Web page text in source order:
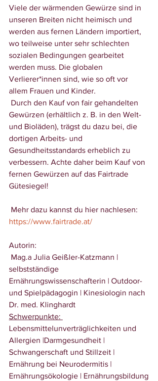
Viele der wärmenden Gewürze sind in
unseren Breiten nicht heimisch und
werden aus fernen Ländern importiert,
wo teilweise unter sehr schlechten
sozialen Bedingungen gearbeitet
werden muss. Die globalen
Verlierer*innen sind, wie so oft vor
allem Frauen und Kinder.
Gewürzen (erhältlich z. B. in den Welt-
und Bioläden), trägst du dazu bei, die
dortigen Arbeits- und
Gesundheitsstandards erheblich zu
verbessern. Achte daher beim Kauf von
fernen Gewürzen auf das Fairtrade
Gütesiegel!
Mehr dazu kannst du hier nachlesen:
https://www.fairtrade.at/
Autorin:
selbstständige
Ernährungswissenschafterin | Outdoor-
und Spielpädagogin | Kinesiologin nach
Dr. med. Klinghardt
Schwerpunkte:
Lebensmittelunverträglichkeiten und
Allergien |Darmgesundheit |
Schwangerschaft und Stillzeit |
Ernährung bei Neurodermitis |
Ernährungsökologie | Ernährungsbildung